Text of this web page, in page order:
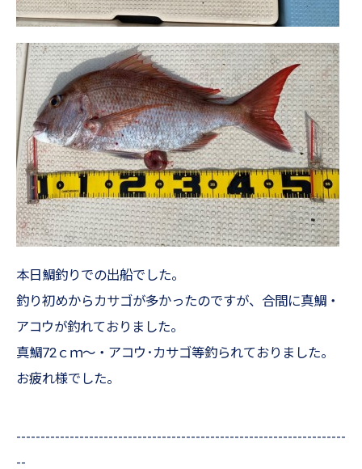
本日鯛釣りでの出船でした。
釣り初めからカサゴが多かったのですが、合間に真鯛・
アコウが釣れておりました。
真鯛72ｃｍ～・アコウ･カサゴ等釣られておりました。
お疲れ様でした。
--------------------------------------------------------------------
--